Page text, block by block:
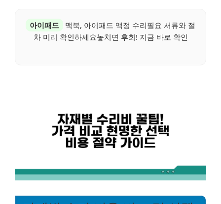
아이패드
맥북, 아이패드 액정 수리필요 서류와 절
차 미리 확인하세요놓치면 후회! 지금 바로 확인